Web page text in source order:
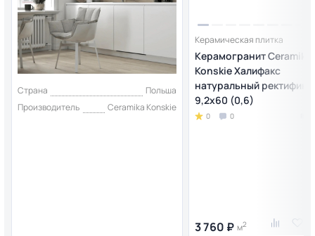
Страна
Польша
Производитель
Ceramika Konskie
Керамическая плитка
Керамогранит Ceramika
Konskie Халифакс
натуральный
9,2x60 (0,6)
0 0
3 760 ₽ м2